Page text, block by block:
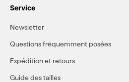
Service
Newsletter
Questions fréquemment posées
Expédition et retours
Guide des tailles